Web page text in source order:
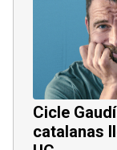
Cicle
catalanas